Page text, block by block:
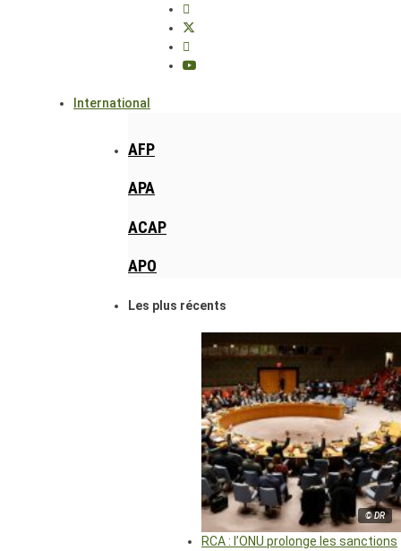
International
AFP
APA
ACAP
APO
Les plus récents
© DR
RCA : l’ONU prolonge les sanctions